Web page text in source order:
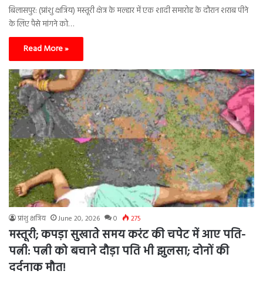
बिलासपुर: (प्रांशु क्षत्रिय) मस्तूरी क्षेत्र के मल्हार में एक शादी समारोह के दौरान शराब पीने
के लिए पैसे मांगने को…
Read More »
प्रांशु क्षत्रिय June 20, 2026 0 275
मस्तूरी; कपड़ा सुखाते समय करंट की चपेट में आए पति-
पत्नी: पत्नी को बचाने दौड़ा पति भी झुलसा; दोनों की
दर्दनाक मौत!